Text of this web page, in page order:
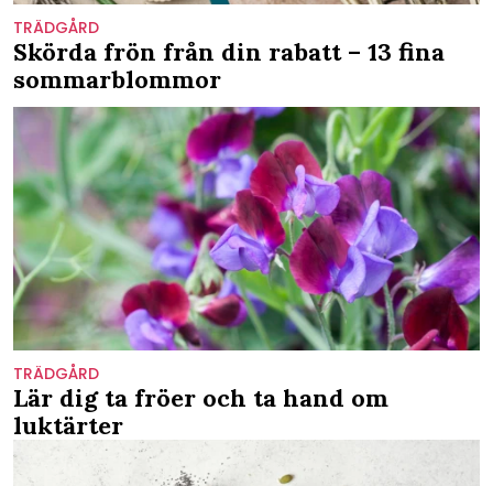
TRÄDGÅRD
Skörda frön från din rabatt – 13 fina
sommarblommor
TRÄDGÅRD
Lär dig ta fröer och ta hand om
luktärter